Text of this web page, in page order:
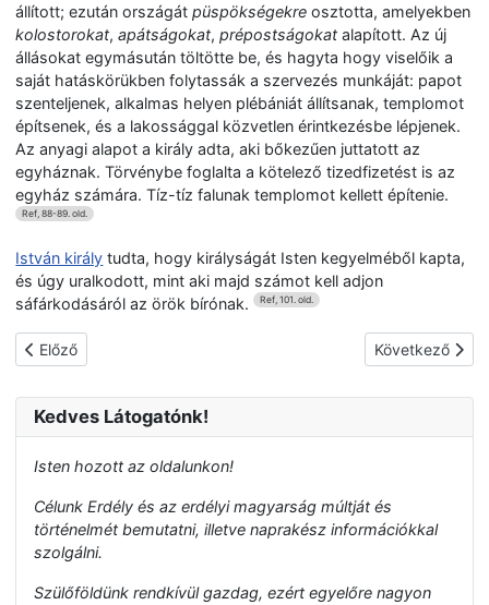
állított; ezután országátpüspökségekreosztotta, amelyekben
kolostorokat,apátságokat,prépostságokatalapított. Az új
állásokat egymásután töltötte be, és hagyta hogy viselőik a
saját hatáskörükben folytassák a szervezés munkáját: papot
szenteljenek, alkalmas helyen plébániát állítsanak, templomot
építsenek, és a lakossággal közvetlen érintkezésbe lépjenek.
Az anyagi alapot a király adta, aki bőkezűen juttatott az
egyháznak. Törvénybe foglalta a kötelező tizedfizetést is az
egyház számára. Tíz-tíz falunak templomot kellett építenie.
Ref, 88-89. old.
István király tudta, hogy királyságát Isten kegyelméből kapta,
és úgy uralkodott, mint aki majd számot kell adjon
sáfárkodásáról az örök bírónak. Ref, 101. old.
Előző cikk: Az Árpádok első százada (907-997)
Előző Következő
Következő
Kedves Látogatónk!
Isten hozott az oldalunkon!
Célunk Erdély és az erdélyi magyarság múltját és
történelmét bemutatni, illetve naprakész információkkal
szolgálni.
Szülőföldünk rendkívül gazdag, ezért egyelőre nagyon